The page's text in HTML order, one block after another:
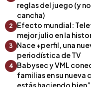
reglas del juego (y
cancha)
2
Efecto mundial:
mejor julio en la
3
Nace +perfil, una
periodística de TV
4 Babysec y VML
familias en su nueva
estás haciendo bien”